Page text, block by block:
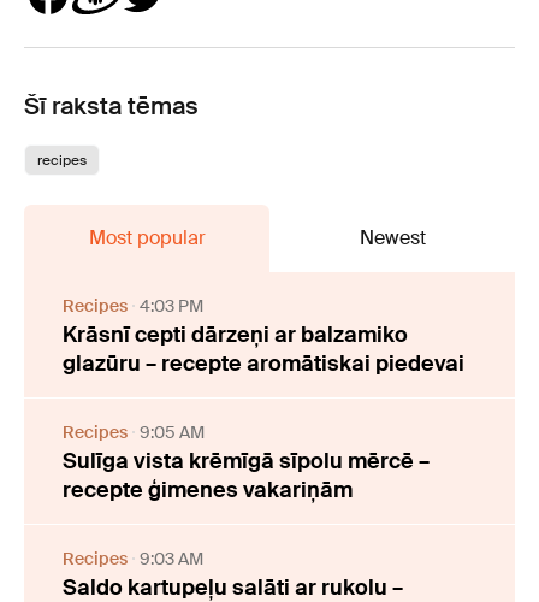
Šī raksta tēmas
recipes
Most popular Newest
Recipes 4:03 PM
Krāsnī cepti dārzeņi ar balzamiko
glazūru – recepte aromātiskai piedevai
Recipes 9:05 AM
Sulīga vista krēmīgā sīpolu mērcē –
recepte ģimenes vakariņām
Recipes 9:03 AM
Saldo kartupeļu salāti ar rukolu –